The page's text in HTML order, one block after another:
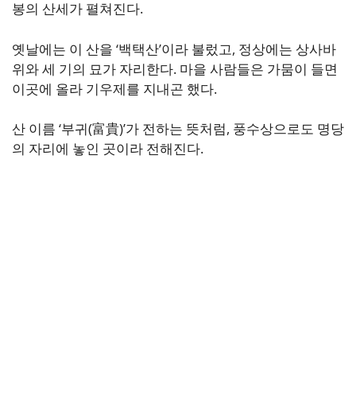
봉의 산세가 펼쳐진다.
옛날에는 이 산을 ‘백택산’이라 불렀고, 정상에는 상사바
위와 세 기의 묘가 자리한다. 마을 사람들은 가뭄이 들면
이곳에 올라 기우제를 지내곤 했다.
산 이름 ‘부귀(富貴)’가 전하는 뜻처럼, 풍수상으로도 명당
의 자리에 놓인 곳이라 전해진다.